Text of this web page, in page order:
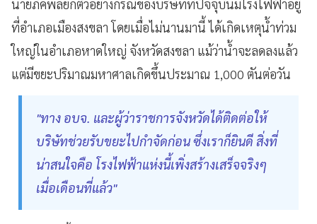
นายภัคพลยกตัวอย่างกรณีของบริษัทที่ปัจจุบันมีโรงไฟฟ้าอยู่
ที่อำเภอเมืองสงขลา โดยเมื่อไม่นานมานี้ ได้เกิดเหตุน้ำท่วม
ใหญ่ในอำเภอหาดใหญ่ จังหวัดสงขลา แม้ว่าน้ำจะลดลงแล้ว
แต่มีขยะปริมาณมหาศาลเกิดขึ้นประมาณ 1,000 ตันต่อวัน
"ทาง อบจ. และผู้ว่าราชการจังหวัดได้ติดต่อให้
บริษัทช่วยรับขยะไปกำจัดก่อน ซึ่งเราก็ยินดี สิ่งที่
น่าสนใจคือ โรงไฟฟ้าแห่งนี้เพิ่งสร้างเสร็จจริงๆ
เมื่อเดือนที่แล้ว"